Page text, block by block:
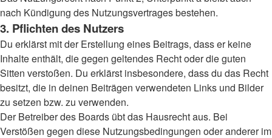
nach Kündigung des Nutzungsvertrages bestehen.
3. Pflichten des Nutzers
Du erklärst mit der Erstellung eines Beitrags, dass er keine
Inhalte enthält, die gegen geltendes Recht oder die guten
Sitten verstoßen. Du erklärst insbesondere, dass du das Recht
besitzt, die in deinen Beiträgen verwendeten Links und Bilder
zu setzen bzw. zu verwenden.
Der Betreiber des Boards übt das Hausrecht aus. Bei
Verstößen gegen diese Nutzungsbedingungen oder anderer im